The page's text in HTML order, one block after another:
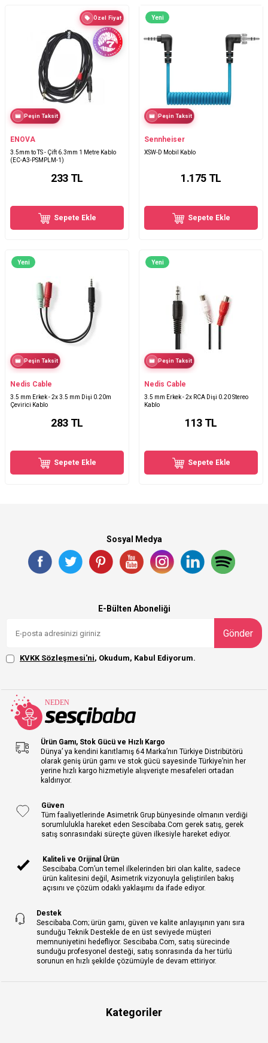
Özel Fiyat
Peşin Taksit
ENOVA
3.5mm to TS - Çift 6.3mm 1 Metre Kablo
(EC-A3-PSMPLM-1)
233 TL
Sepete Ekle
Yeni
Peşin Taksit
Sennheiser
XSW-D Mobil Kablo
1.175 TL
Sepete Ekle
Yeni
Peşin Taksit
Nedis Cable
3.5 mm Erkek - 2x 3.5 mm Dişi 0.20m
Çevirici Kablo
283 TL
Sepete Ekle
Yeni
Peşin Taksit
Nedis Cable
3.5 mm Erkek - 2x RCA Dişi 0.20 Stereo
Kablo
113 TL
Sepete Ekle
Sosyal Medya
E-Bülten Aboneliği
Gönder
KVKK Sözleşmesi'ni, Okudum, Kabul Ediyorum.
Ürün Gamı, Stok Gücü ve Hızlı Kargo
Dünya’ ya kendini kanıtlamış 64 Marka’nın Türkiye Distribütörü
olarak geniş ürün gamı ve stok gücü sayesinde Türkiye’nin her
yerine hızlı kargo hizmetiyle alışverişte mesafeleri ortadan
kaldırıyor.
Güven
Tüm faaliyetlerinde Asimetrik Grup bünyesinde olmanın verdiği
sorumlulukla hareket eden Sescibaba.Com gerek satış, gerek
satış sonrasındaki süreçte güven ilkesiyle hareket ediyor.
Kaliteli ve Orijinal Ürün
Sescibaba.Com’un temel ilkelerinden biri olan kalite, sadece
ürün kalitesini değil, Asimetrik vizyonuyla geliştirilen bakış
açısını ve çözüm odaklı yaklaşımı da ifade ediyor.
Destek
Sescibaba.Com; ürün gamı, güven ve kalite anlayışının yanı sıra
sunduğu Teknik Destekle de en üst seviyede müşteri
memnuniyetini hedefliyor. Sescibaba.Com, satış sürecinde
sunduğu profesyonel desteği, satış sonrasında da her türlü
sorunun en hızlı şekilde çözümüyle de devam ettiriyor.
Kategoriler